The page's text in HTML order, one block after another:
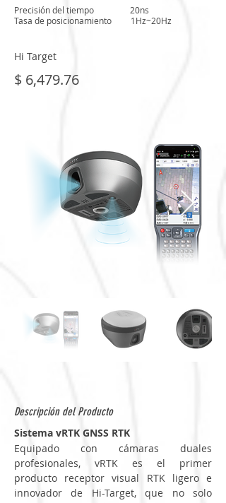
Precisión del tiempo 20ns
Tasa de posicionamiento 1Hz~20Hz
Hi Target
$ 6,479.76
Descripción del Producto
Sistema vRTK GNSS RTK
Equipado con cámaras duales
profesionales, vRTK es el primer
producto receptor visual RTK ligero e
innovador de Hi-Target, que no solo